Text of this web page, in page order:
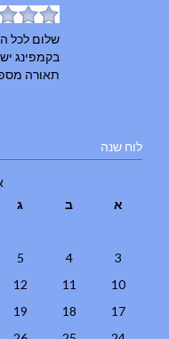
שלום לכל
בקמפינג
תאורה
לוח שנה
א
ב ג
3
4
5
10
11
12
17
18
19